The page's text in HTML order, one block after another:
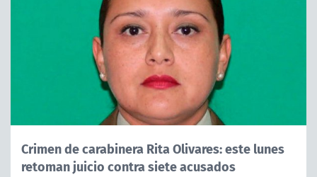
Crimen de carabinera Rita Olivares: este lunes
retoman juicio contra siete acusados